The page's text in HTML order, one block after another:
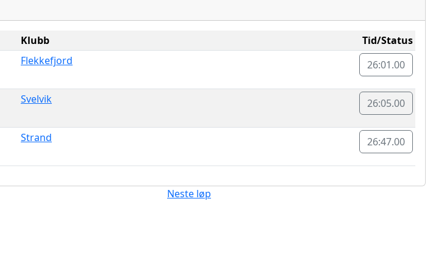
Klubb
Tid/Status
Flekkefjord 26:01.00
Svelvik 26:05.00
Strand 26:47.00
Neste løp